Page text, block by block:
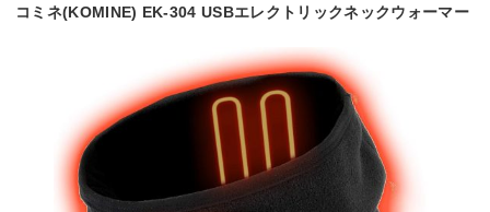
コミネ(KOMINE) EK-304 USBエレクトリックネックウォーマー